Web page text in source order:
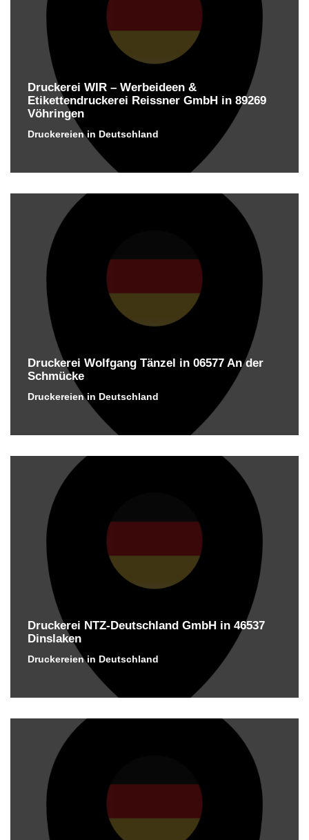
Druckerei WIR – Werbeideen &
Etikettendruckerei Reissner GmbH in 89269
Vöhringen
Druckereien in Deutschland
Druckerei Wolfgang Tänzel in 06577 An der
Schmücke
Druckereien in Deutschland
Druckerei NTZ-Deutschland GmbH in 46537
Dinslaken
Druckereien in Deutschland